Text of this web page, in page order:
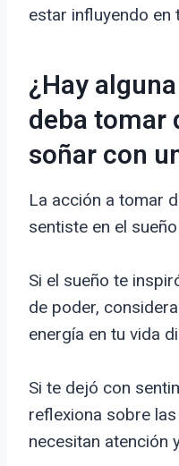
estar influyendo en
¿Hay
deba tomar
soñar con
La acción a tomar
sentiste en el
Si el sueño te
de poder,
energía en tu vida
Si te dejó con
reflexiona sobre
necesitan atención